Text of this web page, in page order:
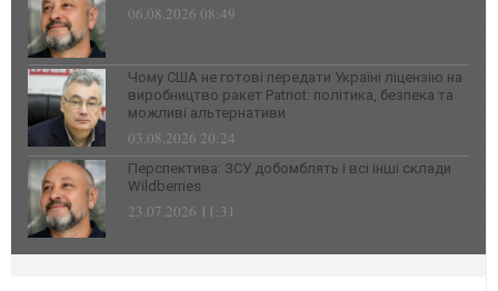
06.08.2026 08:49
Чому США не готові передати Україні ліцензію на
виробництво ракет Patriot: політика, безпека та
можливі альтернативи
03.08.2026 20:24
Перспектива: ЗСУ добомблять і всі інші склади
Wildberries
23.07.2026 11:31